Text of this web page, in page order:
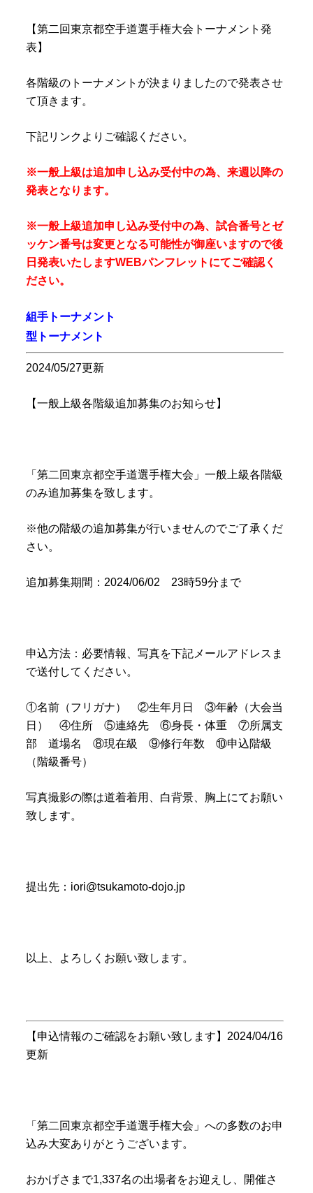
【第二回東京都空手道選手権大会トーナメント発
表】
各階級のトーナメントが決まりましたので発表させ
て頂きます。
下記リンクよりご確認ください。
※一般上級は追加申し込み受付中の為、来週以降の
発表となります。
※一般上級追加申し込み受付中の為、試合番号とゼ
ッケン番号は変更となる可能性が御座いますので後
日発表いたしますWEBパンフレットにてご確認く
ださい。
組手トーナメント
型トーナメント
2024/05/27更新
【一般上級各階級追加募集のお知らせ】
「第二回東京都空手道選手権大会」一般上級各階級
のみ追加募集を致します。
※他の階級の追加募集が行いませんのでご了承くだ
さい。
追加募集期間：2024/06/02 23時59分まで
申込方法：必要情報、写真を下記メールアドレスま
で送付してください。
①名前（フリガナ） ②生年月日 ③年齢（大会当
日） ④住所 ⑤連絡先 ⑥身長・体重 ⑦所属支
部 道場名 ⑧現在級 ⑨修行年数 ⑩申込階級
（階級番号）
写真撮影の際は道着着用、白背景、胸上にてお願い
致します。
提出先：iori@tsukamoto-dojo.jp
以上、よろしくお願い致します。
【申込情報のご確認をお願い致します】2024/04/16
更新
「第二回東京都空手道選手権大会」への多数のお申
込み大変ありがとうございます。
おかげさまで1,337名の出場者をお迎えし、開催さ